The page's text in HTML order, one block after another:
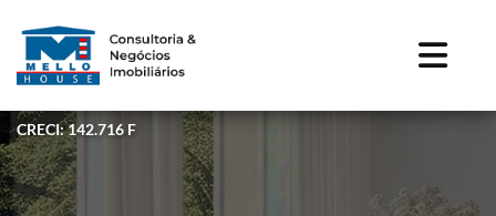
CRECI: 142.716 F